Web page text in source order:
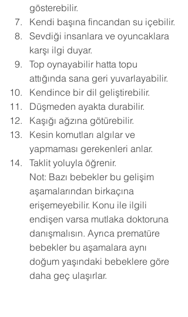
gösterebilir.
Kendi başına fincandan su içebilir.
Sevdiği insanlara ve oyuncaklara
karşı ilgi duyar.
Top oynayabilir hatta topu
attığında sana geri yuvarlayabilir.
Kendince bir dil geliştirebilir.
Düşmeden ayakta durabilir.
Kaşığı ağzına götürebilir.
Kesin komutları algılar ve
yapmaması gerekenleri anlar.
Taklit yoluyla öğrenir.
Not: Bazı bebekler bu gelişim
aşamalarından birkaçına
erişemeyebilir. Konu ile ilgili
endişen varsa mutlaka doktoruna
danışmalısın. Ayrıca prematüre
bebekler bu aşamalara aynı
doğum yaşındaki bebeklere göre
daha geç ulaşırlar.